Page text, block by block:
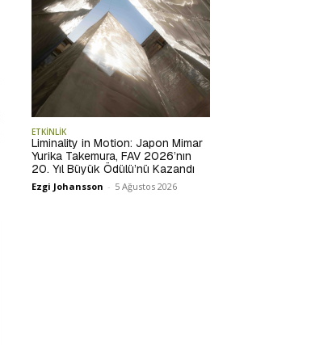
ETKİNLİK
Liminality in Motion: Japon Mimar
Yurika Takemura, FAV 2026’nın
20. Yıl Büyük Ödülü’nü Kazandı
Ezgi Johansson - 5 Ağustos 2026